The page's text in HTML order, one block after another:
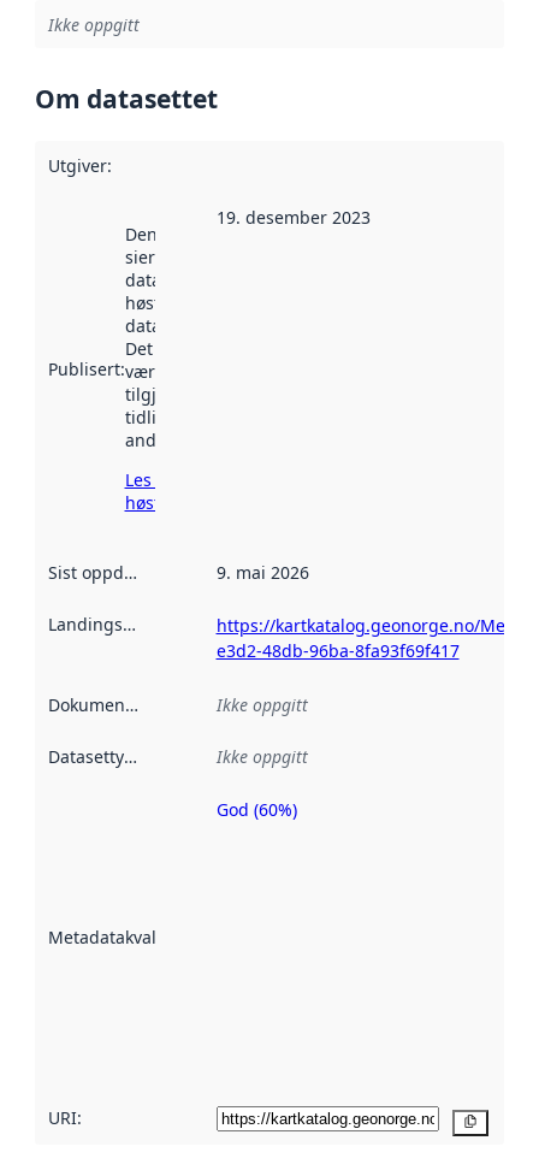
Ikke oppgitt
Om datasettet
Utgiver:
Publisert:
Denne datoen
sier når
datasettet ble
høstet av
data.norge.no.
Det kan ha
vært
tilgjengelig
tidligere
andre steder.
Les mer om
høsting her
19. desember 2023
Sist oppdatert 9. mai 2026
Landingsside
https://kartkatalog.geonorge.no/
e3d2-48db-96ba-8fa93f69f417
Dokumentasjon Ikke oppgitt
Datasettype Ikke oppgitt
Metadatakvalitet
Metadatakvalitet
God (60%)
URI: